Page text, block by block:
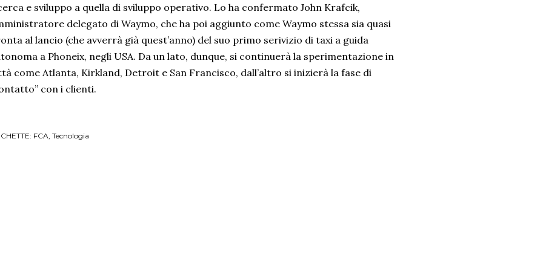
e sviluppo a quella di sviluppo operativo. Lo ha confermato John Krafcik,
delegato di Waymo, che ha poi aggiunto come Waymo stessa sia quasi
al lancio (che avverrà già quest’anno) del suo primo serivizio di taxi a guida
a Phoneix, negli USA. Da un lato, dunque, si continuerà la sperimentazione in
come Atlanta, Kirkland, Detroit e San Francisco, dall’altro si inizierà la fase di
con i clienti.
FCA Tecnologia